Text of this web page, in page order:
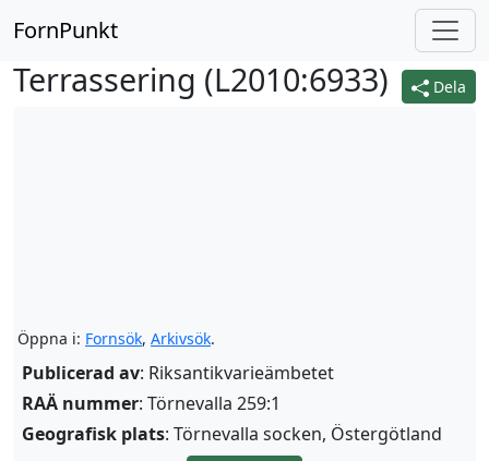
FornPunkt
Dela
Terrassering (L2010:6933)
Öppna i: Fornsök, Arkivsök.
Publicerad av: Riksantikvarieämbetet
RAÄ nummer: Törnevalla 259:1
Geografisk plats: Törnevalla socken, Östergötland